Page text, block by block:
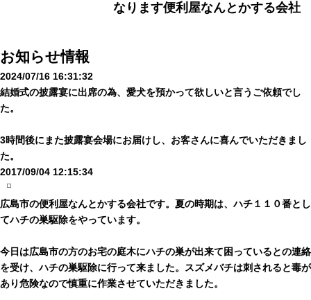
なります便利屋なんとかする会社
お知らせ情報
2024/07/16 16:31:32
結婚式の披露宴に出席の為、愛犬を預かって欲しいと言うご依頼でし
た。
3時間後にまた披露宴会場にお届けし、お客さんに喜んでいただきまし
た。
2017/09/04 12:15:34
広島市の便利屋なんとかする会社です。夏の時期は、ハチ１１０番とし
てハチの巣駆除をやっています。
今日は広島市の方のお宅の庭木にハチの巣が出来て困っているとの連絡
を受け、ハチの巣駆除に行って来ました。スズメバチは刺されると毒が
あり危険なので慎重に作業させていただきました。